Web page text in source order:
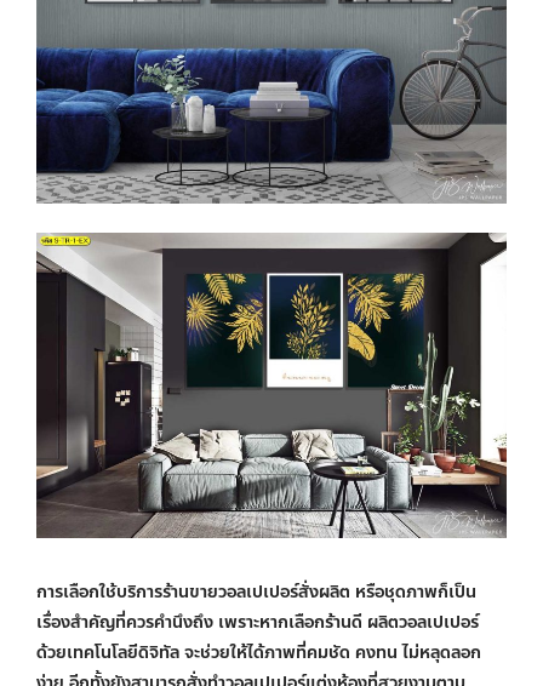
การเลือกใช้บริการร้านขายวอลเปเปอร์สั่งผลิต หรือชุดภาพก็เป็น
เรื่องสำคัญที่ควรคำนึงถึง เพราะหากเลือกร้านดี ผลิตวอลเปเปอร์
ด้วยเทคโนโลยีดิจิทัล จะช่วยให้ได้ภาพที่คมชัด คงทน ไม่หลุดลอก